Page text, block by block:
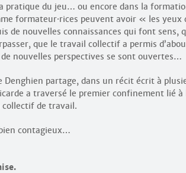
pratique du jeu… ou encore dans la
formateur·rices peuvent avoir « les
de nouvelles connaissances qui font sens,
que le travail collectif a permis
nouvelles perspectives se sont ouvertes…
Denghien partage, dans un récit écrit à
a traversé le premier confinement lié
collectif de travail.
contagieux…